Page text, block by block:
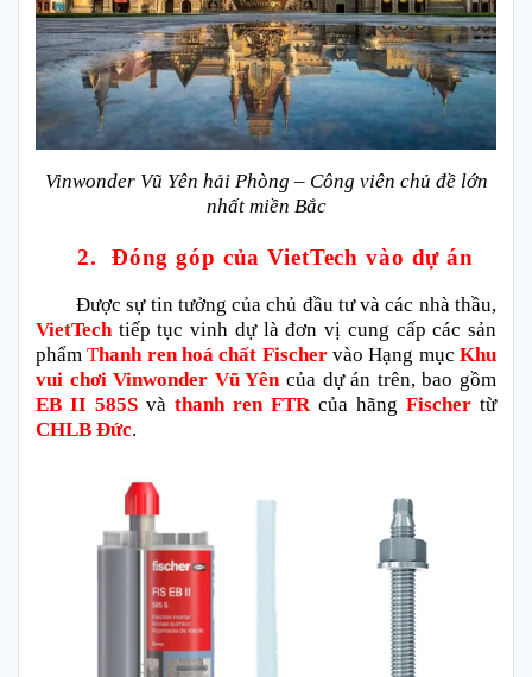
Vinwonder Vũ Yên hải Phòng – Công viên chủ đề lớn
nhất miền Bắc
2. Đóng góp của VietTech vào dự án
Được sự tin tưởng của chủ đầu tư và các nhà thầu,
VietTechtiếp tục vinh dự là đơn vị cung cấp các sản
phẩmThanh ren hoá chất Fischervào Hạng mụcKhu
vui chơi Vinwonder Vũ Yêncủa dự án trên, bao gồm
EB II 585S và thanh ren FTRcủa hãng Fischer từ
CHLB Đức.